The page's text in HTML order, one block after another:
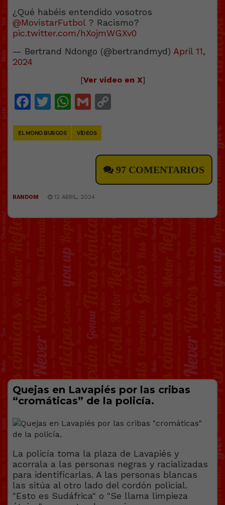
¿Qué habéis entendido vosotros
@MovistarFutbol ? Racismo?
pic.twitter.com/hXojmWGXv0
— Bertrand Ndongo (@bertrandmyd) April 11,
2024
[Ver vídeo en X]
Facebook
Twitter
WhatsApp
Gmail
EL MONO BURGOS VÍDEOS
97 COMENTARIOS
RANDOM 12 ABRIL, 2024
Quejas en Lavapiés por las cribas
“cromáticas” de la policía.
La policía toma la plaza de Lavapiés y
acorrala a las personas negras y racializadas
para identificarlas. A las personas blancas
las sitúa al otro lado del cordón policial.
"Esto es Sudáfrica" o "Se llama limpieza